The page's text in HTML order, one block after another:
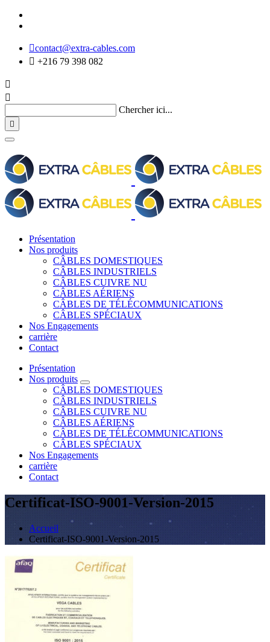
contact@extra-cables.com
 +216 79 398 082


Chercher ici...

Présentation
Nos produits
CÂBLES DOMESTIQUES
CÂBLES INDUSTRIELS
CÂBLES CUIVRE NU
CÂBLES AÉRIENS
CÂBLES DE TÉLÉCOMMUNICATIONS
CÂBLES SPÉCIAUX
Nos Engagements
carrière
Contact
Présentation
Nos produits
CÂBLES DOMESTIQUES
CÂBLES INDUSTRIELS
CÂBLES CUIVRE NU
CÂBLES AÉRIENS
CÂBLES DE TÉLÉCOMMUNICATIONS
CÂBLES SPÉCIAUX
Nos Engagements
carrière
Contact
Certificat-ISO-9001-Version-2015
Accueil
Certificat-ISO-9001-Version-2015